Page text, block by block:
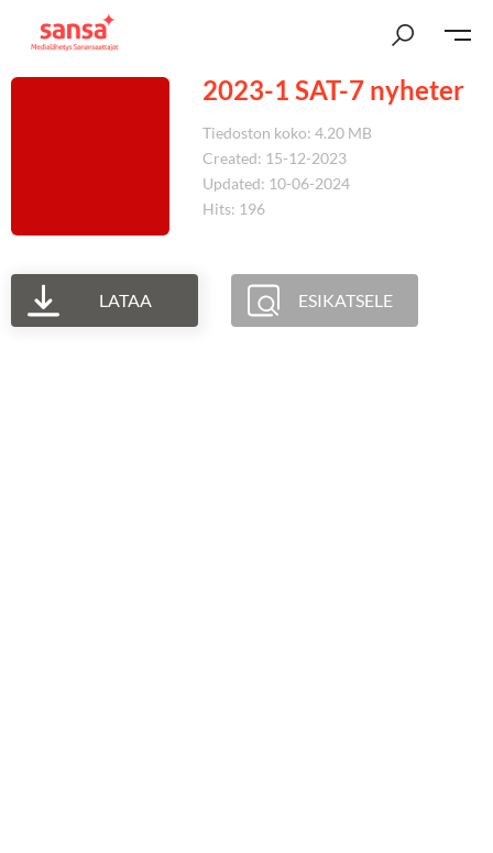
2023-1 SAT-7 nyheter
Tiedoston koko: 4.20 MB
Created: 15-12-2023
Updated: 10-06-2024
Hits: 196
LATAA ESIKATSELE